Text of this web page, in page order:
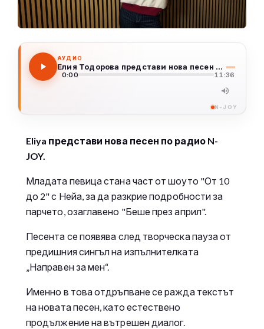
АУДИО
Елия Тодорова представи нова песен по радио N-JOY
0:00 11:36
N-JOY
Eliya представи нова песен по радио N-
JOY.
Младата певица стана част от шоуто "От 10
до 2" с Нейа, за да разкрие подробности за
парчето, озаглавено "Беше през април".
Песента се появява след творческа пауза от
предишния сингъл на изпълнителката
„Направен за мен“.
Именно в това отдръпване се ражда текстът
на новата песен, като естествено
продължение на вътрешен диалог.